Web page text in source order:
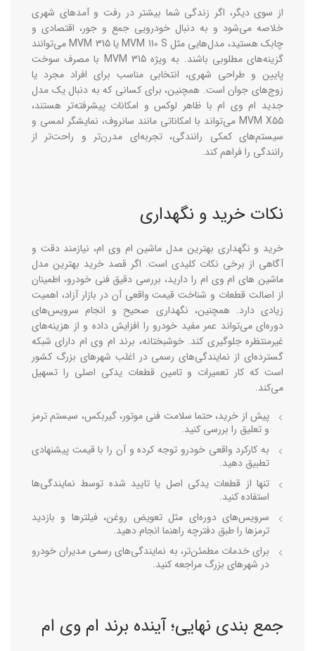
از سوی دیگر، اگر زندگی شما بیشتر در رفت ‌و آمدهای شهری
خلاصه می‌شود و به دنبال خودرویی جمع ‌و جور، اقتصادی و
چابک هستید، مدل‌هایی مثل MVM 110 S یا MVM 315 می‌توانند
گزینه‌های مطلوبی باشند. به ‌ویژه MVM 315 با مصرف سوخت
پایین و طراحی شهری، انتخابی مناسب برای افراد مجرد یا
زوج‌های جوان است. همچنین، برای کسانی که به دنبال یک مدل
جدید ام وی ام با ظاهر لوکس و امکانات پیشرفته‌تر هستند،
MVM X55 می‌تواند با امکاناتی مانند سانروف، نمایشگر لمسی و
سیستم‌های کمکی رانندگی، تجربه‌ای مدرن‌تر و راحت‌تر از
رانندگی را فراهم کند.
نکات خرید و نگهداری
خرید و نگهداری بهترین مدل ماشین ام وی ام، نیازمند دقت و
آگاهی از برخی نکات کلیدی است. اگر قصد خرید بهترین مدل
ماشین های ام وی ام را دارید، بررسی دقیق فنی خودرو، اطمینان
از اصالت قطعات و شناخت قیمت واقعی آن در بازار آزاد، اهمیت
زیادی دارد. همچنین، نگهداری صحیح و انجام سرویس‌های
دوره‌ای می‌تواند عمر مفید خودرو را افزایش داده و از هزینه‌های
غیرمنتظره جلوگیری کند. خوشبختانه، برند ام وی ام دارای شبکه
گسترده‌ای از نمایندگی‌های رسمی در اغلب شهرهای بزرگ کشور
است که کار تعمیرات و تامین قطعات یدکی اصلی را تسهیل
می‌کند.
پیش از خرید، حتما سلامت فنی موتور، گیربکس، سیستم ترمز
و تعلیق را بررسی کنید.
به کارکرد واقعی خودرو توجه کرده و آن را با قیمت پیشنهادی
تطبیق دهید.
تنها از قطعات یدکی اصل یا تایید شده توسط نمایندگی‌ها
استفاده کنید.
سرویس‌های دوره‌ای مثل تعویض روغن، فیلترها و بازدید
ترمزها را طبق دفترچه راهنما انجام دهید.
برای خدمات مطمئن‌تر، به نمایندگی‌های رسمی مدیران خودرو
در شهرهای بزرگ مراجعه کنید.
جمع بندی نهایی؛ آینده برند ام وی ام